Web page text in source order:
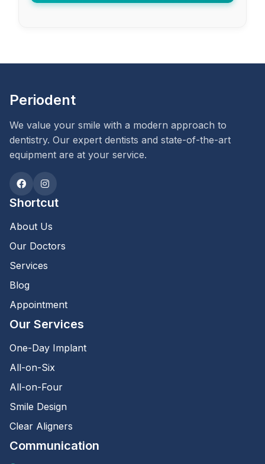
Periodent
We value your smile with a modern approach to
dentistry. Our expert dentists and state-of-the-art
equipment are at your service.
Shortcut
About Us
Our Doctors
Services
Blog
Appointment
Our Services
One-Day Implant
All-on-Six
All-on-Four
Smile Design
Clear Aligners
Communication